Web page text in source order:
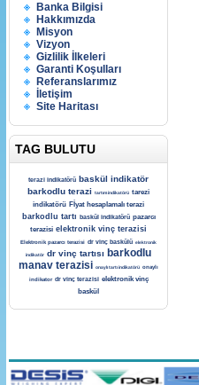
Banka Bilgisi
Hakkımızda
Misyon
Vizyon
Gizlilik İlkeleri
Garanti Koşulları
Referanslarımız
İletişim
Site Haritası
TAG BULUTU
terazi indikatörü baskül indikatör
barkodlu terazi
tartım indikatörü tarezi
indikatörü Fİyat hesaplamalı terazi
barkodlu tartı baskül indikatörü pazarcı
terazisi elektronik vinç terazisi
Elektronik pazarcı terazisi dr vinç baskülü elektronik
indikatör dr vinç tartısı barkodlu
manav terazisi onaylı tartı indikatörü onaylı
indikator dr vinç terazisi elektronik vinç
baskül